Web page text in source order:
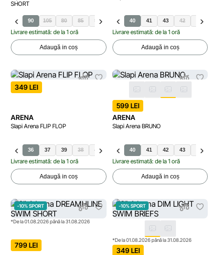
SHORT
100 90 105 80 85 95
Livrare estimată: de la 1 oră
Adaugă in coș
40 41 43 42 44
Livrare estimată: de la 1 oră
Adaugă in coș
349 LEI
ARENA
Slapi Arena FLIP FLOP
36 37 39 38 40 41 42 43 44 45
Livrare estimată: de la 1 oră
Adaugă in coș
599 LEI
ARENA
Slapi Arena BRUNO
40 41 42 43 45
Livrare estimată: de la 1 oră
Adaugă in coș
-10% SPORT
*De la 01.08.2026 până la 31.08.2026
799 LEI
-10% SPORT
*De la 01.08.2026 până la 31.08.2026
349 LEI